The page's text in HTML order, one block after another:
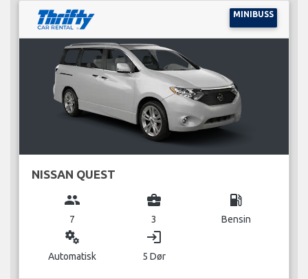
MINIBUSS
NISSAN QUEST
group
7
business_center
3
local_gas_station
Bensin
miscellaneous_services
Automatisk
login
5 Dør